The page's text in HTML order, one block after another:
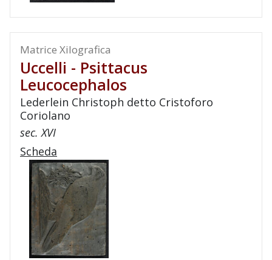
Matrice Xilografica
Uccelli - Psittacus
Leucocephalos
Lederlein Christoph detto Cristoforo
Coriolano
sec. XVI
Scheda